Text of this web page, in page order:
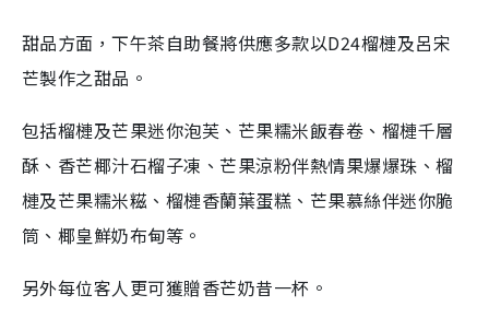
甜品方面，下午茶自助餐將供應多款以D24榴槤及呂宋
芒製作之甜品。
包括榴槤及芒果迷你泡芙、芒果糯米飯春卷、榴槤千層
酥、香芒椰汁石榴子凍、芒果涼粉伴熱情果爆爆珠、榴
槤及芒果糯米糍、榴槤香蘭葉蛋糕、芒果慕絲伴迷你脆
筒、椰皇鮮奶布甸等。
另外每位客人更可獲贈香芒奶昔一杯。